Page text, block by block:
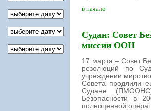
в начало
Судан: Совет
миссии ООН
17 марта – Совет
резолюций по
учреждении
Совета продлили
Судане
Безопасности в
полноценной